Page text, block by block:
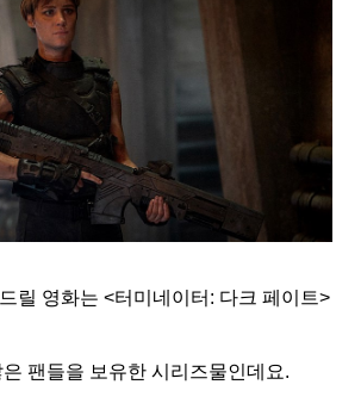
릴 영화는 <터미네이터: 다크 페이트>
팬들을 보유한 시리즈물인데요.